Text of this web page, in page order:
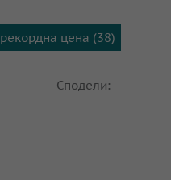
рекордна цена (38)
Сподели: